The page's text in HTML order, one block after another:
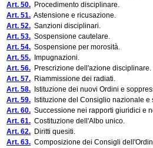
Art. 50. Procedimento disciplinare.
Art. 51. Astensione e ricusazione.
Art. 52. Sanzioni disciplinari.
Art. 53. Sospensione cautelare.
Art. 54. Sospensione per morosità.
Art. 55. Impugnazioni.
Art. 56. Prescrizione dell'azione disciplinare.
Art. 57. Riammissione dei radiati.
Art. 58. Istituzione dei nuovi Ordini e
Art. 59. Istituzione del Consiglio nazionale
Art. 60. Successione nei rapporti giuridici e
Art. 61. Costituzione dell'Albo unico.
Art. 62. Diritti quesiti.
Art. 63. Composizione dei Consigli